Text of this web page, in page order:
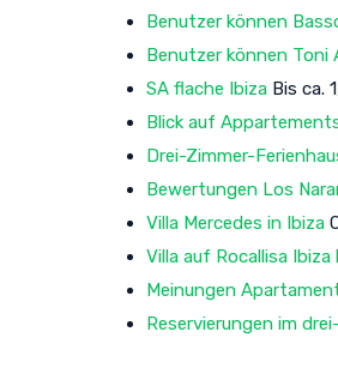
Benutzer können
Benutzer können Toni
SA flache Ibiza Bis ca.
Blick auf
Drei-Zimmer-
Bewertungen Los
Villa Mercedes in Ibiza
Villa auf Rocallisa Ibiza
Meinungen
Reservierungen im